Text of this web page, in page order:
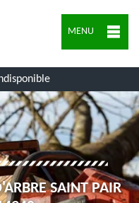
MENU
SAINT PAIR